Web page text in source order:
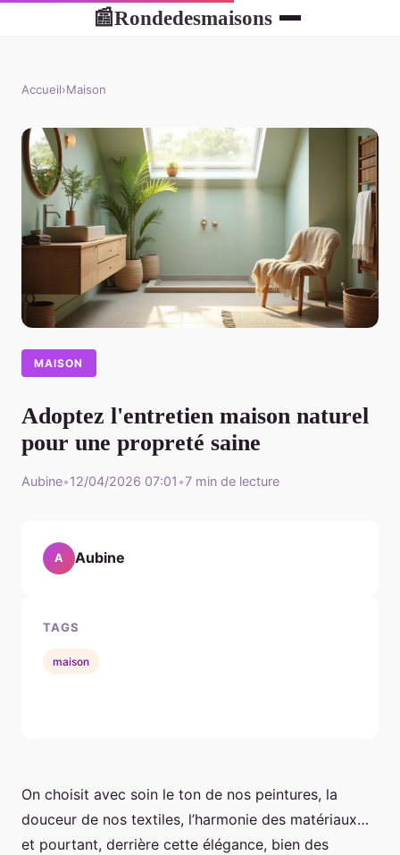
📰Rondedesmaisons
Accueil›Maison
MAISON
Adoptez l'entretien maison naturel
pour une propreté saine
Aubine•12/04/2026 07:01 •7 min de lecture
On choisit avec soin le ton de nos peintures, la
douceur de nos textiles, l’harmonie des matériaux…
et pourtant, derrière cette élégance, bien des
A Aubine
TAGS
maison